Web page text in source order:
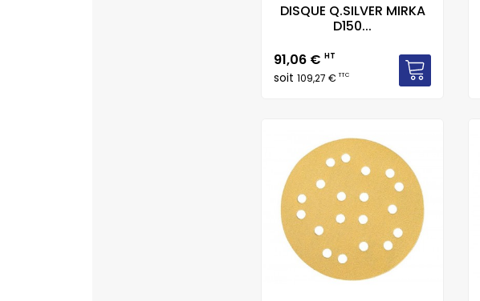
DISQUE Q.SILVER MIRKA
D150...
Prix
91,06 € HT
soit 109,27 €TTC